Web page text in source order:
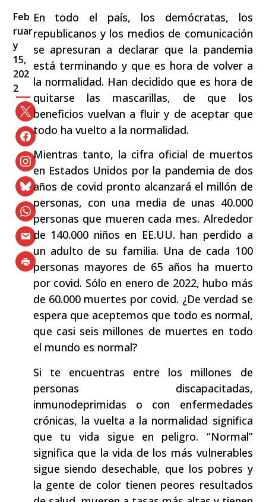
Feb
ruar
y
15,
202
2
En todo el país, los demócratas, los
republicanos y los medios de comunicación
se apresuran a declarar que la pandemia
está terminando y que es hora de volver a
la normalidad. Han decidido que es hora de
quitarse las mascarillas, de que los
beneficios vuelvan a fluir y de aceptar que
todo ha vuelto a la normalidad.
Mientras tanto, la cifra oficial de muertos
en Estados Unidos por la pandemia de dos
años de covid pronto alcanzará el millón de
personas, con una media de unas 40.000
personas que mueren cada mes. Alrededor
de 140.000 niños en EE.UU. han perdido a
un adulto de su familia. Una de cada 100
personas mayores de 65 años ha muerto
por covid. Sólo en enero de 2022, hubo más
de 60.000 muertes por covid. ¿De verdad se
espera que aceptemos que todo es normal,
que casi seis millones de muertes en todo
el mundo es normal?
Si te encuentras entre los millones de
personas discapacitadas,
inmunodeprimidas o con enfermedades
crónicas, la vuelta a la normalidad significa
que tu vida sigue en peligro. “Normal”
significa que la vida de los más vulnerables
sigue siendo desechable, que los pobres y
la gente de color tienen peores resultados